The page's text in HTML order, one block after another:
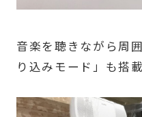
音楽を聴きながら周
り込みモード」も搭